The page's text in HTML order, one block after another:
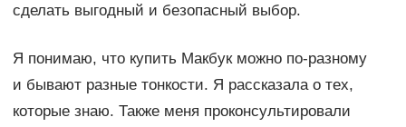
сделать выгодный и безопасный выбор.
Я понимаю, что купить Макбук можно по-разному
и бывают разные тонкости. Я рассказала о тех,
которые знаю. Также меня проконсультировали